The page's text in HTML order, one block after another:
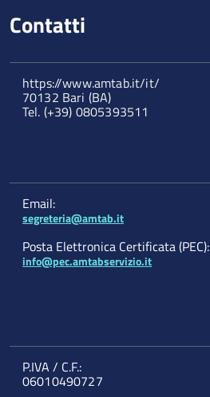
Contatti
https://www.amtab.it/it/
70132 Bari (BA)
Tel. (+39) 0805393511
Email:
segreteria@amtab.it
Posta Elettronica Certificata (PEC):
info@pec.amtabservizio.it
P.IVA / C.F.:
06010490727